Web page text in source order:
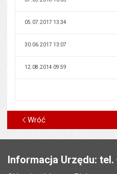
05.07.2017 13:34
30.06.2017 13:07
12.08.2014 09:59
Wróć
Informacja Urzędu: tel.